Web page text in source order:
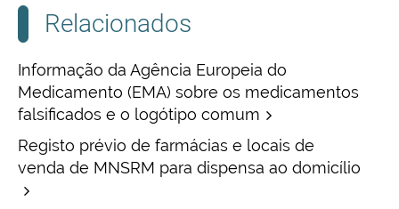
Relacionados
Informação da Agência Europeia do
Medicamento (EMA) sobre os medicamentos
falsificados e o logótipo comum
Registo prévio de farmácias e locais de
venda de MNSRM para dispensa ao domicílio